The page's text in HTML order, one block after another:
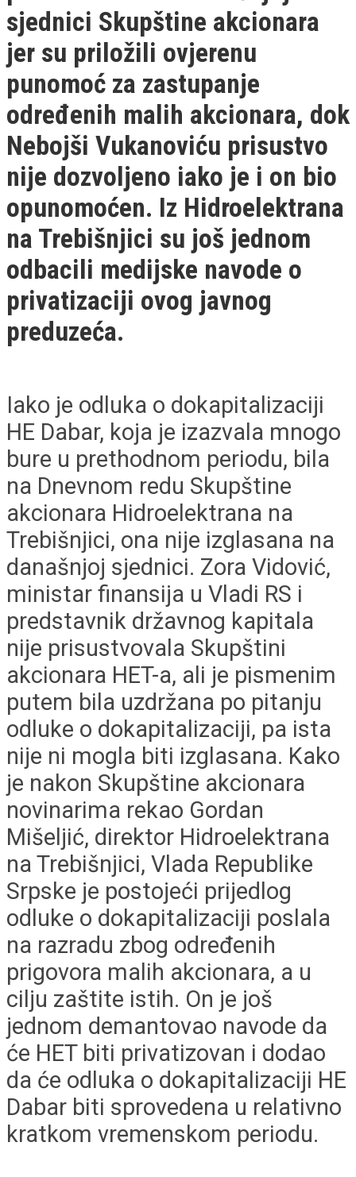
sjednici Skupštine akcionara
jer su priložili ovjerenu
punomoć za zastupanje
određenih malih akcionara, dok
Nebojši Vukanoviću prisustvo
nije dozvoljeno iako je i on bio
opunomoćen. Iz Hidroelektrana
na Trebišnjici su još jednom
odbacili medijske navode o
privatizaciji ovog javnog
preduzeća.
Iako je odluka o dokapitalizaciji
HE Dabar, koja je izazvala mnogo
bure u prethodnom periodu, bila
na Dnevnom redu Skupštine
akcionara Hidroelektrana na
Trebišnjici, ona nije izglasana na
današnjoj sjednici. Zora Vidović,
ministar finansija u Vladi RS i
predstavnik državnog kapitala
nije prisustvovala Skupštini
akcionara HET-a, ali je pismenim
putem bila uzdržana po pitanju
odluke o dokapitalizaciji, pa ista
nije ni mogla biti izglasana. Kako
je nakon Skupštine akcionara
novinarima rekao Gordan
Mišeljić, direktor Hidroelektrana
na Trebišnjici, Vlada Republike
Srpske je postojeći prijedlog
odluke o dokapitalizaciji poslala
na razradu zbog određenih
prigovora malih akcionara, a u
cilju zaštite istih. On je još
jednom demantovao navode da
će HET biti privatizovan i dodao
da će odluka o dokapitalizaciji HE
Dabar biti sprovedena u relativno
kratkom vremenskom periodu.